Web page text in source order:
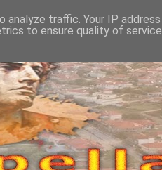
traffic. Your IP
to ensure quality of